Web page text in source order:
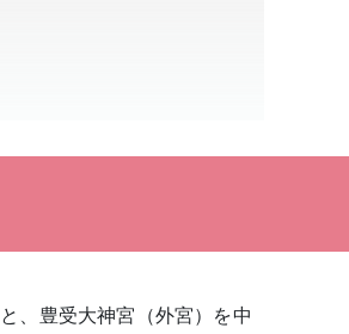
、豊受大神宮（外宮）を中